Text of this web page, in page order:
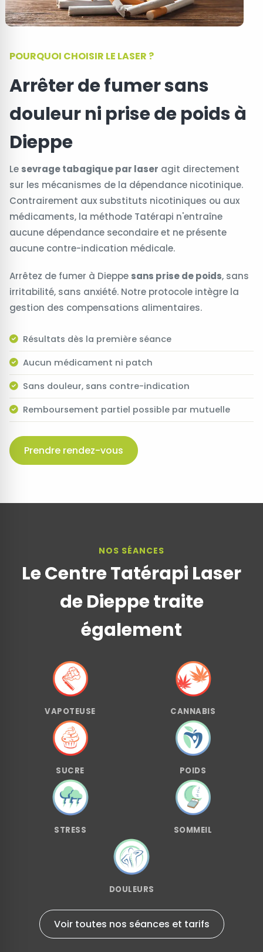
POURQUOI CHOISIR LE LASER ?
Arrêter de fumer sans
douleur ni prise de poids à
Dieppe
Le sevrage tabagique par laser agit directement
sur les mécanismes de la dépendance nicotinique.
Contrairement aux substituts nicotiniques ou aux
médicaments, la méthode Tatérapi n'entraîne
aucune dépendance secondaire et ne présente
aucune contre-indication médicale.
Arrêtez de fumer à Dieppe sans prise de poids, sans
irritabilité, sans anxiété. Notre protocole intègre la
gestion des compensations alimentaires.
Résultats dès la première séance
Aucun médicament ni patch
Sans douleur, sans contre-indication
Remboursement partiel possible par mutuelle
Prendre rendez-vous
NOS SÉANCES
Le Centre Tatérapi Laser
de Dieppe traite
également
VAPOTEUSE CANNABIS
SUCRE POIDS
STRESS SOMMEIL
DOULEURS
Voir toutes nos séances et tarifs